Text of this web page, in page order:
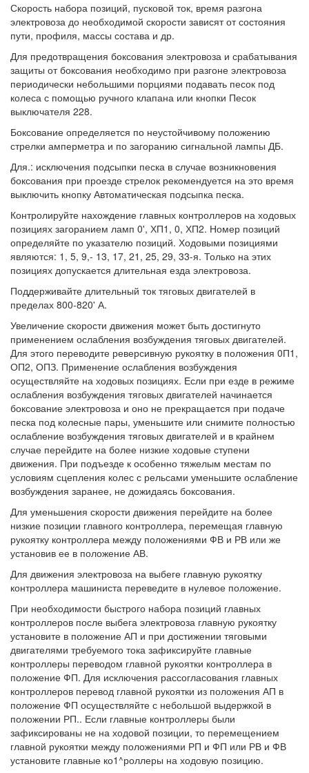
Скорость набора позиций, пусковой ток, время разгона
электровоза до необходимой скорости зависят от состояния
пути, профиля, массы состава и др.
Для предотвращения боксования электровоза и срабатывания
защиты от боксования необходимо при разгоне электровоза
периодически небольшими порциями подавать песок под
колеса с помощью ручного клапана или кнопки Песок
выключателя 228.
Боксование определяется по неустойчивому положению
стрелки амперметра и по загоранию сигнальной лампы ДБ.
Для.: исключения подсыпки песка в случае возникновения
боксования при проезде стрелок рекомендуется на это время
выключить кнопку Автоматическая подсыпка песка.
Контролируйте нахождение главных контроллеров на ходовых
позициях загоранием ламп 0', ХП1, 0, ХП2. Номер позиций
определяйте по указателю позиций. Ходовыми позициями
являются: 1, 5, 9,- 13, 17, 21, 25, 29, 33-я. Только на этих
позициях допускается длительная езда электровоза.
Поддерживайте длительный ток тяговых двигателей в
пределах 800-820' А.
Увеличение скорости движения может быть достигнуто
применением ослабления возбуждения тяговых двигателей.
Для этого переводите реверсивную рукоятку в положения 0П1,
ОП2, ОПЗ. Применение ослабления возбуждения
осуществляйте на ходовых позициях. Если при езде в режиме
ослабления возбуждения тяговых двигателей начинается
боксование электровоза и оно не прекращается при подаче
песка под колесные пары, уменьшите или снимите полностью
ослабление возбуждения тяговых двигателей и в крайнем
случае перейдите на более низкие ходовые ступени
движения. При подъезде к особенно тяжелым местам по
условиям сцепления колес с рельсами уменьшите ослабление
возбуждения заранее, не дожидаясь боксования.
Для уменьшения скорости движения перейдите на более
низкие позиции главного контроллера, перемещая главную
рукоятку контроллера между положениями ФВ и РВ или же
установив ее в положение АВ.
Для движения электровоза на выбеге главную рукоятку
контроллера машиниста переведите в нулевое положение.
При необходимости быстрого набора позиций главных
контроллеров после выбега электровоза главную рукоятку
установите в положение АП и при достижении тяговыми
двигателями требуемого тока зафиксируйте главные
контроллеры переводом главной рукоятки контроллера в
положение ФП. Для исключения рассогласования главных
контроллеров перевод главной рукоятки из положения АП в
положение ФП осуществляйте с небольшой выдержкой в
положении РП.. Если главные контроллеры были
зафиксированы не на ходовой позиции, то перемещением
главной рукоятки между положениями РП и ФП или РВ и ФВ
установите главные ко1^роллеры на ходовую позицию.